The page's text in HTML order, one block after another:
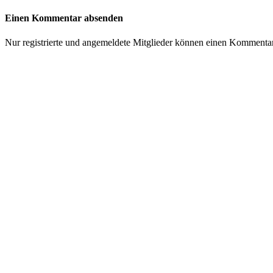
Einen Kommentar absenden
Nur registrierte und angemeldete Mitglieder können einen